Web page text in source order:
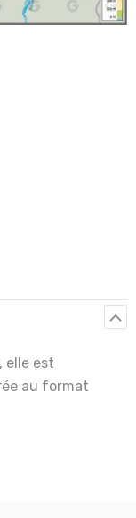
elle est
au format